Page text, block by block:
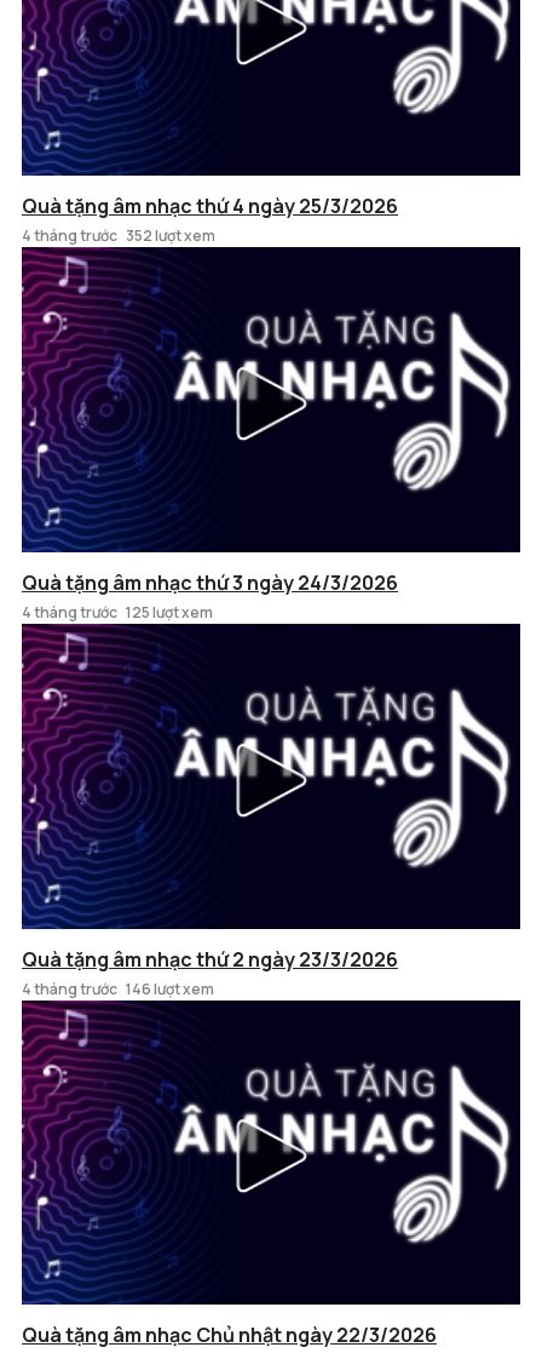
Quà tặng âm nhạc thứ 4 ngày 25/3/2026
4 tháng trước 352 lượt xem
Quà tặng âm nhạc thứ 3 ngày 24/3/2026
4 tháng trước 125 lượt xem
Quà tặng âm nhạc thứ 2 ngày 23/3/2026
4 tháng trước 146 lượt xem
Quà tặng âm nhạc Chủ nhật ngày 22/3/2026